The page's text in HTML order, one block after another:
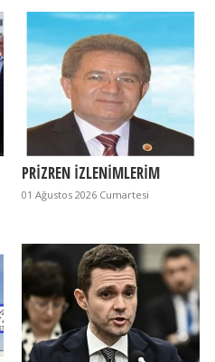
PRİZREN İZLENİMLERİM
01 Ağustos 2026 Cumartesi